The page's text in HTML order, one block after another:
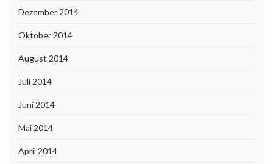
Dezember 2014
Oktober 2014
August 2014
Juli 2014
Juni 2014
Mai 2014
April 2014